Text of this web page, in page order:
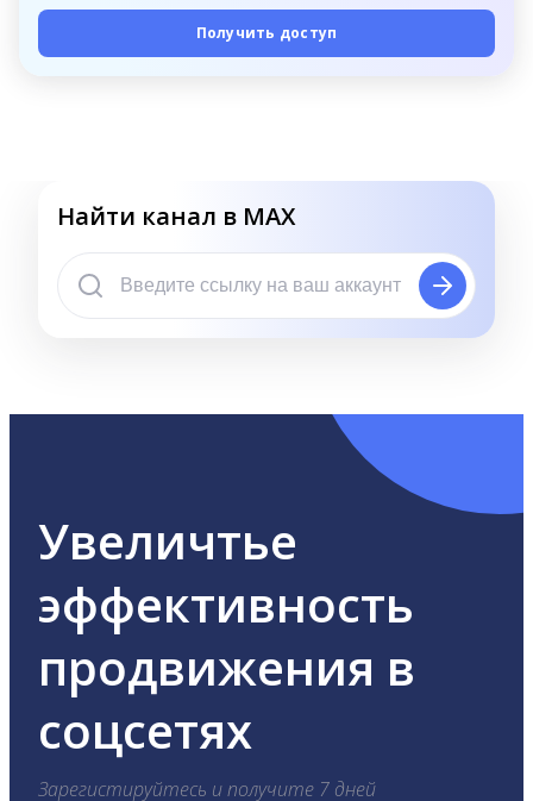
Получить доступ
Найти канал в MAX
Увеличтье
эффективность
продвижения в
соцсетях
Зарегистируйтесь и получите 7 дней